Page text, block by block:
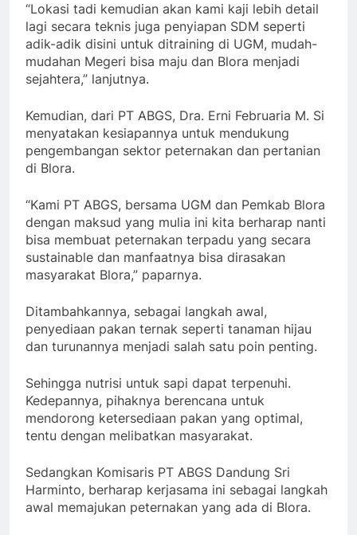
“Lokasi tadi kemudian akan kami kaji lebih detail
lagi secara teknis juga penyiapan SDM seperti
adik-adik disini untuk ditraining di UGM, mudah-
mudahan Megeri bisa maju dan Blora menjadi
sejahtera,” lanjutnya.
Kemudian, dari PT ABGS, Dra. Erni Februaria M. Si
menyatakan kesiapannya untuk mendukung
pengembangan sektor peternakan dan pertanian
di Blora.
“Kami PT ABGS, bersama UGM dan Pemkab Blora
dengan maksud yang mulia ini kita berharap nanti
bisa membuat peternakan terpadu yang secara
sustainable dan manfaatnya bisa dirasakan
masyarakat Blora,” paparnya.
Ditambahkannya, sebagai langkah awal,
penyediaan pakan ternak seperti tanaman hijau
dan turunannya menjadi salah satu poin penting.
Sehingga nutrisi untuk sapi dapat terpenuhi.
Kedepannya, pihaknya berencana untuk
mendorong ketersediaan pakan yang optimal,
tentu dengan melibatkan masyarakat.
Sedangkan Komisaris PT ABGS Dandung Sri
Harminto, berharap kerjasama ini sebagai langkah
awal memajukan peternakan yang ada di Blora.